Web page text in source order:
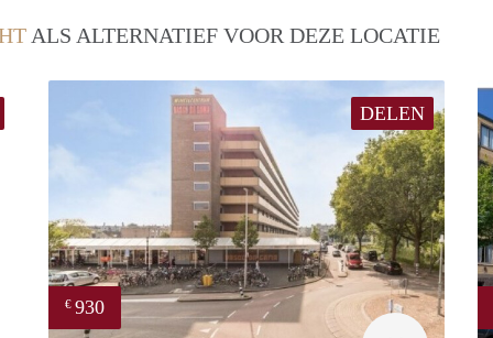
ALS ALTERNATIEF VOOR DEZE LOCATIE
DELEN
€ 930
finder